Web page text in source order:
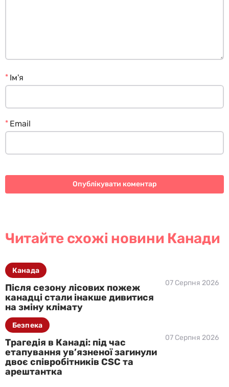
Ім'я
*
Email
*
Читайте схожі новини Канади
Після сезону лісових пожеж
канадці стали інакше дивитися
на зміну клімату
07 Серпня 2026
Канада
Трагедія в Канаді: під час
етапування ув’язненої загинули
двоє співробітників CSC та
арештантка
07 Серпня 2026
Безпека